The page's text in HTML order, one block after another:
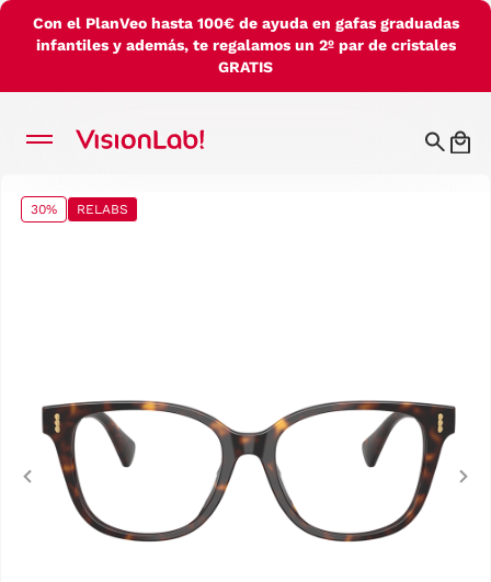
Con el PlanVeo hasta 100€ de ayuda en gafas graduadas
infantiles y además, te regalamos un 2º par de cristales
GRATIS
30% RELABS
Previous